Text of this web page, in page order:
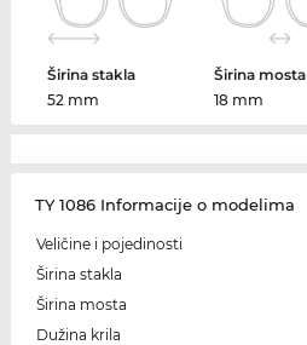
Širina stakla
52 mm
Širina mosta
18 mm
TY 1086 Informacije o modelima
Veličine i pojedinosti
Širina stakla
Širina mosta
Dužina krila